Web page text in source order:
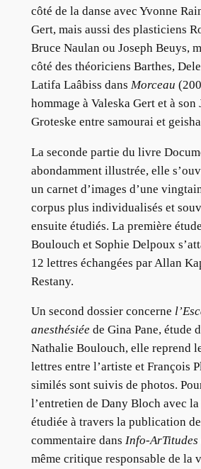
côté de la danse avec Yvonne
Gert, mais aussi des plasticiens
Bruce Naulan ou Joseph Beuys,
côté des théoriciens Barthes,
Latifa Laâbiss dans Morceau
hommage à Valeska Gert et à son
Groteske entre samourai et
La seconde partie du livre
abondamment illustrée, elle
un carnet d’images d’une
corpus plus individualisés et
ensuite étudiés. La première
Boulouch et Sophie Delpoux
12 lettres échangées par Allan
Restany.
Un second dossier concerne
anesthésiéede Gina Pane, étude
Nathalie Boulouch, elle reprend
lettres entre l’artiste et François
similés sont suivis de photos.
l’entretien de Dany Bloch avec
étudiée à travers la publication
commentaire dans Info-ArTitudes
même critique responsable de la